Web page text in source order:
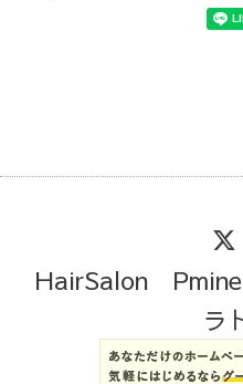
HairSalon Pmine
ラ